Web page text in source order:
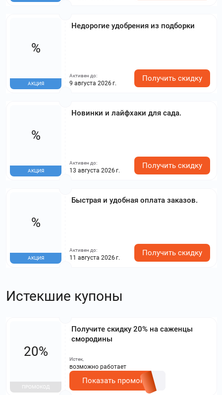
Недорогие удобрения из подборки
%
АКЦИЯ
Активен до:
9 августа 2026 г.
Получить скидку
Новинки и лайфхаки для сада.
%
АКЦИЯ
Активен до:
13 августа 2026 г.
Получить скидку
Быстрая и удобная оплата заказов.
%
АКЦИЯ
Активен до:
11 августа 2026 г.
Получить скидку
Истекшие купоны
Получите скидку 20% на саженцы
смородины
20%
ПРОМОКОД
Истек,
возможно работает
Показать промокод